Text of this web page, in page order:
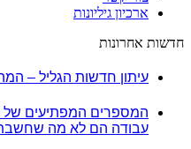
ארכיון גיליונות
חדשות אחרונות
עיתון חדשות הגליל –
עבודה הם לא מה